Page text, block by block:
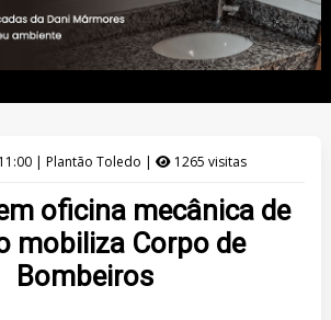
| Plantão Toledo | 1265 visitas
oficina mecânica de
mobiliza Corpo de
Bombeiros